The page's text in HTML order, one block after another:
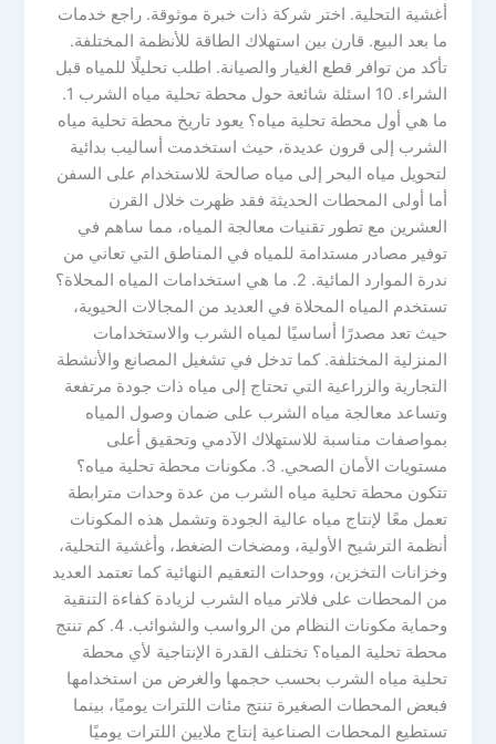
أغشية التحلية. اختر شركة ذات خبرة موثوقة. راجع خدمات
ما بعد البيع. قارن بين استهلاك الطاقة للأنظمة المختلفة.
تأكد من توافر قطع الغيار والصيانة. اطلب تحليلًا للمياه قبل
الشراء. 10 اسئلة شائعة حول محطة تحلية مياه الشرب 1.
ما هي أول محطة تحلية مياه؟ يعود تاريخ محطة تحلية مياه
الشرب إلى قرون عديدة، حيث استخدمت أساليب بدائية
لتحويل مياه البحر إلى مياه صالحة للاستخدام على السفن
أما أولى المحطات الحديثة فقد ظهرت خلال القرن
العشرين مع تطور تقنيات معالجة المياه، مما ساهم في
توفير مصادر مستدامة للمياه في المناطق التي تعاني من
ندرة الموارد المائية. 2. ما هي استخدامات المياه المحلاة؟
تستخدم المياه المحلاة في العديد من المجالات الحيوية،
حيث تعد مصدرًا أساسيًا لمياه الشرب والاستخدامات
المنزلية المختلفة. كما تدخل في تشغيل المصانع والأنشطة
التجارية والزراعية التي تحتاج إلى مياه ذات جودة مرتفعة
وتساعد معالجة مياه الشرب على ضمان وصول المياه
بمواصفات مناسبة للاستهلاك الآدمي وتحقيق أعلى
مستويات الأمان الصحي. 3. مكونات محطة تحلية مياه؟
تتكون محطة تحلية مياه الشرب من عدة وحدات مترابطة
تعمل معًا لإنتاج مياه عالية الجودة وتشمل هذه المكونات
أنظمة الترشيح الأولية، ومضخات الضغط، وأغشية التحلية،
وخزانات التخزين، ووحدات التعقيم النهائية كما تعتمد العديد
من المحطات على فلاتر مياه الشرب لزيادة كفاءة التنقية
وحماية مكونات النظام من الرواسب والشوائب. 4. كم تنتج
محطة تحلية المياه؟ تختلف القدرة الإنتاجية لأي محطة
تحلية مياه الشرب بحسب حجمها والغرض من استخدامها
فبعض المحطات الصغيرة تنتج مئات اللترات يوميًا، بينما
تستطيع المحطات الصناعية إنتاج ملايين اللترات يوميًا